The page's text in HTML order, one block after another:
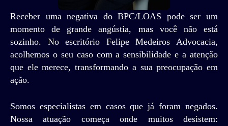
Receber uma negativa do BPC/LOAS pode ser um
momento de grande angústia, mas você não está
sozinho. No escritório Felipe Medeiros Advocacia,
acolhemos o seu caso com a sensibilidade e a atenção
que ele merece, transformando a sua preocupação em
ação.
Somos especialistas em casos que já foram negados.
Nossa atuação começa onde muitos desistem: